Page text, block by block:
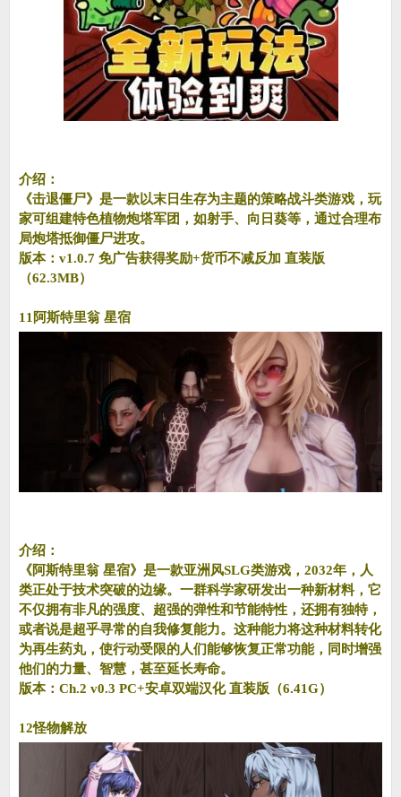
介绍：
《击退僵尸》是一款以末日生存为主题的策略战斗类游戏，玩
家可组建特色植物炮塔军团，如射手、向日葵等，通过合理布
局炮塔抵御僵尸进攻。
版本：v1.0.7 免广告获得奖励+货币不减反加 直装版
（62.3MB）
11阿斯特里翁 星宿
介绍：
《阿斯特里翁 星宿》是一款亚洲风SLG类游戏，2032年，人
类正处于技术突破的边缘。一群科学家研发出一种新材料，它
不仅拥有非凡的强度、超强的弹性和节能特性，还拥有独特，
或者说是超乎寻常的自我修复能力。这种能力将这种材料转化
为再生药丸，使行动受限的人们能够恢复正常功能，同时增强
他们的力量、智慧，甚至延长寿命。
版本：Ch.2 v0.3 PC+安卓双端汉化 直装版（6.41G）
12怪物解放